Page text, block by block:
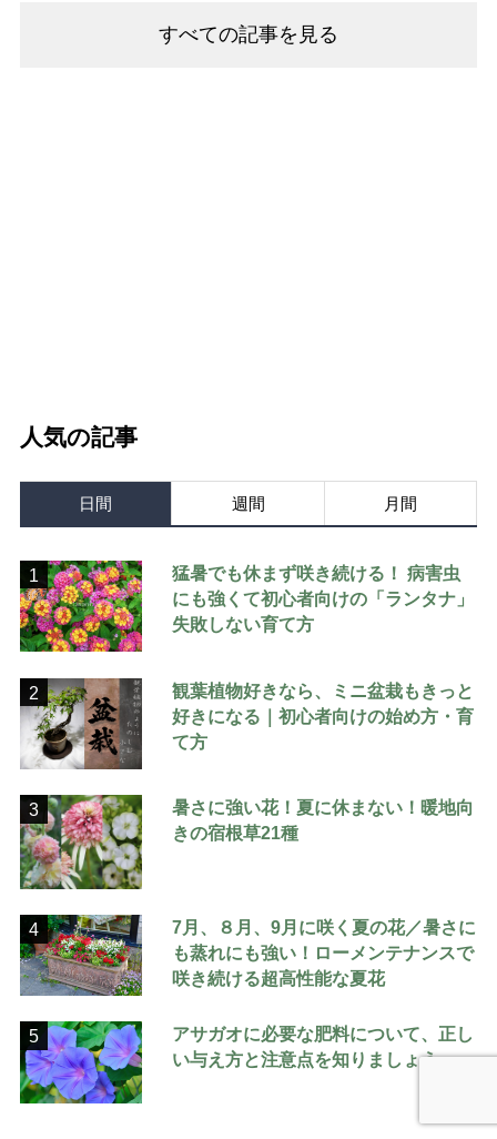
すべての記事を見る
人気の記事
日間 週間 月間
1
猛暑でも休まず咲き続ける！ 病害虫
にも強くて初心者向けの「ランタナ」
失敗しない育て方
2
観葉植物好きなら、ミニ盆栽もきっと
好きになる｜初心者向けの始め方・育
て方
3
暑さに強い花！夏に休まない！暖地向
きの宿根草21種
4
7月、８月、9月に咲く夏の花／暑さに
も蒸れにも強い！ローメンテナンスで
咲き続ける超高性能な夏花
5
アサガオに必要な肥料について、正し
い与え方と注意点を知りましょう